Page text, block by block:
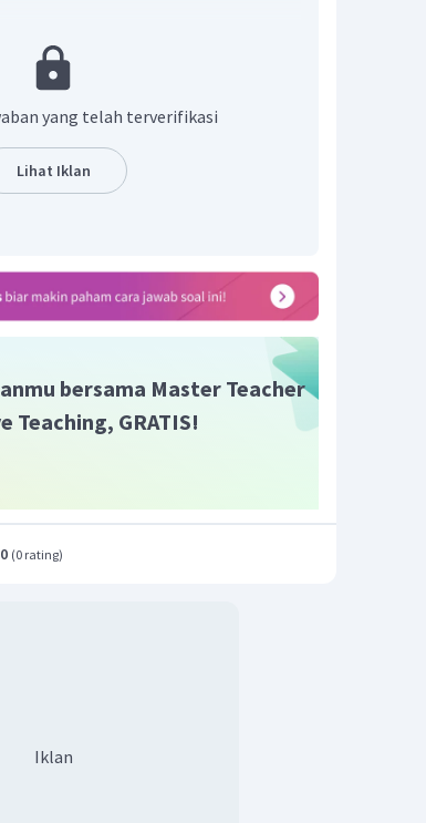
di atas merupakan perubahan
bentuk hubungan sebab-akibat:
yang telah terverifikasi
Lihat Iklan
bersama Master Teacher
Teaching, GRATIS!
(0 rating)
Iklan